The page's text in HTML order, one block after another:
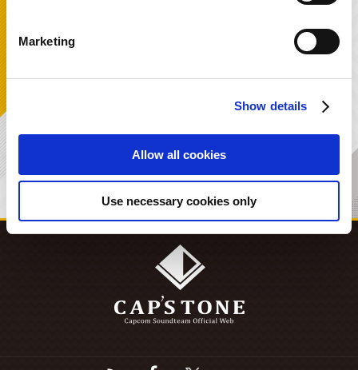
Marketing
Show details
Allow all cookies
Use necessary cookies only
2019.09.30
5 / 12